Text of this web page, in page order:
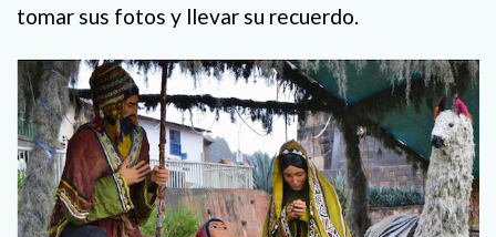
tomar sus fotos y llevar su recuerdo.